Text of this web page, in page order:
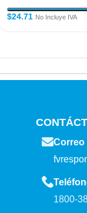
$24.71 No Incluye IVA
Correo
1800-